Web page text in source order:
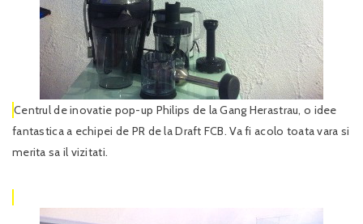
Centrul de inovatie pop-up Philips de la Gang Herastrau, o idee
fantastica a echipei de PR de la Draft FCB. Va fi acolo toata vara si
merita sa il vizitati.